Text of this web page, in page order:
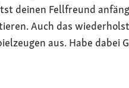
deinen Fellfreund
Auch das
aus. Habe dabei